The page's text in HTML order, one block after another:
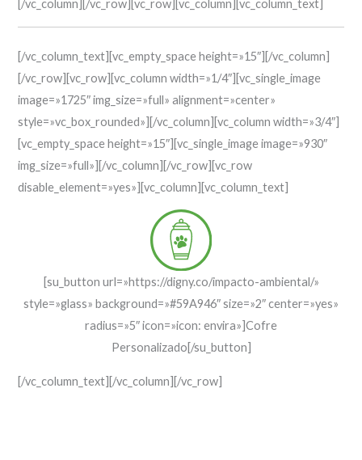
[/vc_column][/vc_row][vc_row][vc_column][vc_column_text]
[/vc_column_text][vc_empty_space height=»15″][/vc_column]
[/vc_row][vc_row][vc_column width=»1/4″][vc_single_image
image=»1725″ img_size=»full» alignment=»center»
style=»vc_box_rounded»][/vc_column][vc_column width=»3/4″]
[vc_empty_space height=»15″][vc_single_image image=»930″
img_size=»full»][/vc_column][/vc_row][vc_row
disable_element=»yes»][vc_column][vc_column_text]
[su_button url=»https://digny.co/impacto-ambiental/»
style=»glass» background=»#59A946″ size=»2″ center=»yes»
radius=»5″ icon=»icon: envira»]Cofre
Personalizado[/su_button]
[/vc_column_text][/vc_column][/vc_row]